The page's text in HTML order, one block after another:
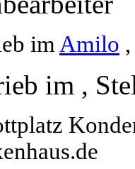
im Amilo
im ,